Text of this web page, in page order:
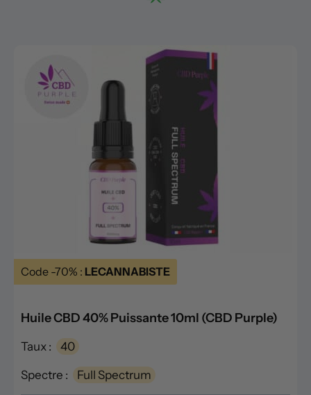
Code -70% : LECANNABISTE
Huile CBD 40% Puissante 10ml (CBD Purple)
Taux : 40
Spectre : Full Spectrum